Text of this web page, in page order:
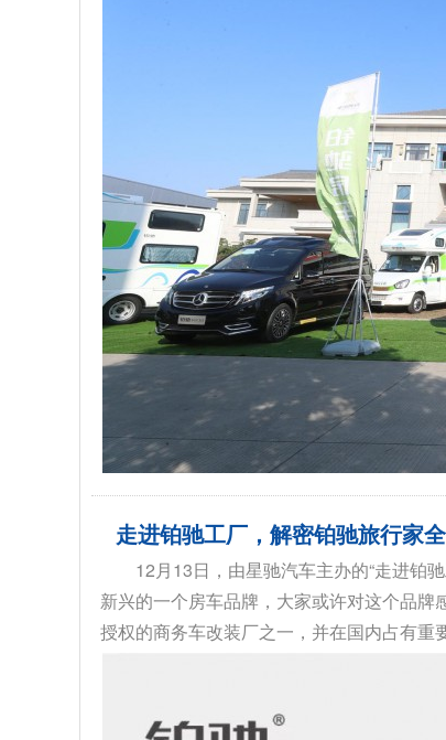
走进铂驰工厂，解密铂驰旅行家
12月13日，由星驰汽车主办的“走进铂
新兴的一个房车品牌，大家或许对这个品
授权的商务车改装厂之一，并在国内占有重